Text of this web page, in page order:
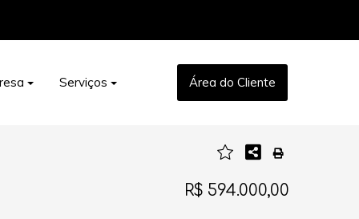
Serviços Área do Cliente
R$ 594.000,00